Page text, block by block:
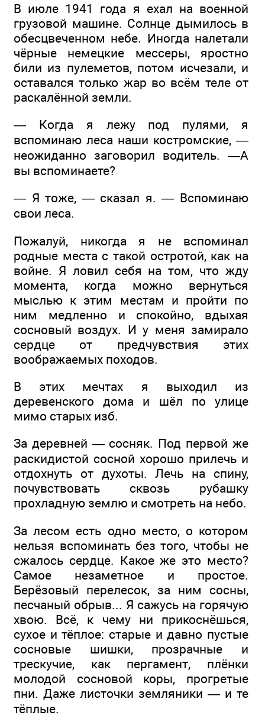
В июле 1941 года я ехал на военной
грузовой машине. Солнце дымилось в
обесцвеченном небе. Иногда налетали
чёрные немецкие мессеры, яростно
били из пулеметов, потом исчезали, и
оставался только жар во всём теле от
раскалённой земли.
— Когда я лежу под пулями, я
вспоминаю леса наши костромские, —
неожиданно заговорил водитель. —А
вы вспоминаете?
— Я тоже, — сказал я. — Вспоминаю
свои леса.
Пожалуй, никогда я не вспоминал
родные места с такой остротой, как на
войне. Я ловил себя на том, что жду
момента, когда можно вернуться
мыслью к этим местам и пройти по
ним медленно и спокойно, вдыхая
сосновый воздух. И у меня замирало
сердце от предчувствия этих
воображаемых походов.
В этих мечтах я выходил из
деревенского дома и шёл по улице
мимо старых изб.
За деревней — сосняк. Под первой же
раскидистой сосной хорошо прилечь и
отдохнуть от духоты. Лечь на спину,
почувствовать сквозь рубашку
прохладную землю и смотреть на небо.
За лесом есть одно место, о котором
нельзя вспоминать без того, чтобы не
сжалось сердце. Какое же это место?
Самое незаметное и простое.
Берёзовый перелесок, за ним сосны,
песчаный обрыв... Я сажусь на горячую
хвою. Всё, к чему ни прикоснёшься,
сухое и тёплое: старые и давно пустые
сосновые шишки, прозрачные и
трескучие, как пергамент, плёнки
молодой сосновой коры, прогретые
пни. Даже листочки земляники — и те
тёплые.